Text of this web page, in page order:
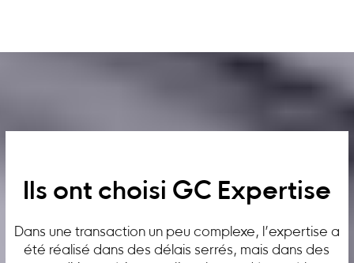
Ils ont choisi GC Expertise
Dans une transaction un peu complexe, l’expertise a
été réalisé dans des délais serrés, mais dans des